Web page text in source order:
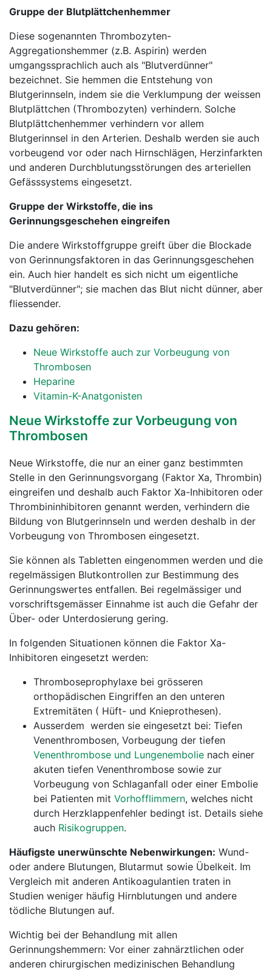
Gruppe der Blutplättchenhemmer
Diese sogenannten Thrombozyten-
Aggregationshemmer (z.B. Aspirin) werden
umgangssprachlich auch als "Blutverdünner"
bezeichnet. Sie hemmen die Entstehung von
Blutgerinnseln, indem sie die Verklumpung der weissen
Blutplättchen (Thrombozyten) verhindern. Solche
Blutplättchenhemmer verhindern vor allem
Blutgerinnsel in den Arterien. Deshalb werden sie auch
vorbeugend vor oder nach Hirnschlägen, Herzinfarkten
und anderen Durchblutungsstörungen des arteriellen
Gefässsystems eingesetzt.
Gruppe der Wirkstoffe, die ins
Gerinnungsgeschehen eingreifen
Die andere Wirkstoffgruppe greift über die Blockade
von Gerinnungsfaktoren in das Gerinnungsgeschehen
ein. Auch hier handelt es sich nicht um eigentliche
"Blutverdünner"; sie machen das Blut nicht dünner, aber
fliessender.
Dazu gehören:
Neue Wirkstoffe auch zur Vorbeugung von
Thrombosen
Heparine
Vitamin-K-Anatgonisten
Neue Wirkstoffe zur Vorbeugung von
Thrombosen
Neue Wirkstoffe, die nur an einer ganz bestimmten
Stelle in den Gerinnungsvorgang (Faktor Xa, Thrombin)
eingreifen und deshalb auch Faktor Xa-Inhibitoren oder
Thrombininhibitoren genannt werden, verhindern die
Bildung von Blutgerinnseln und werden deshalb in der
Vorbeugung von Thrombosen eingesetzt.
Sie können als Tabletten eingenommen werden und die
regelmässigen Blutkontrollen zur Bestimmung des
Gerinnungswertes entfallen. Bei regelmässiger und
vorschriftsgemässer Einnahme ist auch die Gefahr der
Über- oder Unterdosierung gering.
In folgenden Situationen können die Faktor Xa-
Inhibitoren eingesetzt werden:
Thromboseprophylaxe bei grösseren
orthopädischen Eingriffen an den unteren
Extremitäten ( Hüft- und Knieprothesen).
Ausserdem werden sie eingesetzt bei: Tiefen
Venenthrombosen, Vorbeugung der tiefen
Venenthrombose und Lungenembolie nach einer
akuten tiefen Venenthrombose sowie zur
Vorbeugung von Schlaganfall oder einer Embolie
bei Patienten mit Vorhofflimmern, welches nicht
durch Herzklappenfehler bedingt ist. Details siehe
auch Risikogruppen.
Häufigste unerwünschte Nebenwirkungen: Wund-
oder andere Blutungen, Blutarmut sowie Übelkeit. Im
Vergleich mit anderen Antikoagulantien traten in
Studien weniger häufig Hirnblutungen und andere
tödliche Blutungen auf.
Wichtig bei der Behandlung mit allen
Gerinnungshemmern: Vor einer zahnärztlichen oder
anderen chirurgischen medizinischen Behandlung